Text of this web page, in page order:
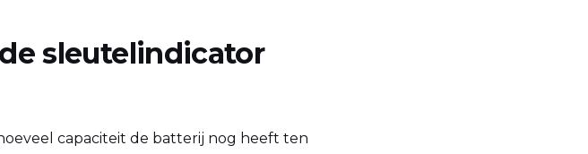
sleutelindicator
capaciteit de batterij nog heeft ten